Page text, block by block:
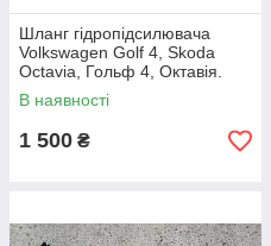
Шланг гідропідсилювача
Volkswagen Golf 4, Skoda
Octavia, Гольф 4, Октавія.
1.4-1.6 16V. 1J0422893GK.
В наявності
1 500 ₴